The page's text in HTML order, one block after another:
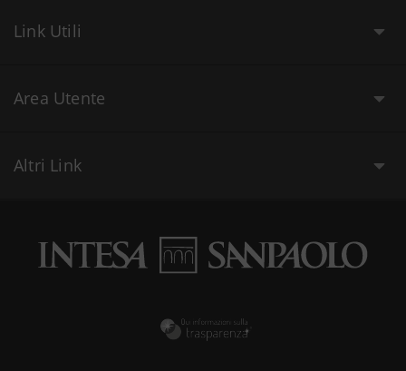
Link Utili
Area Utente
Altri Link